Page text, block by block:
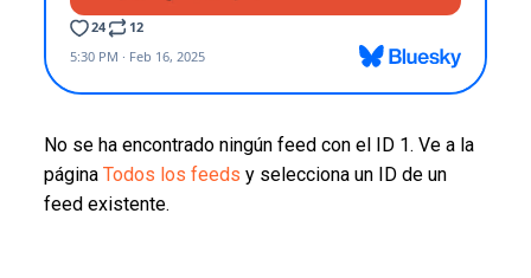
No se ha encontrado ningún feed con el ID 1. Ve a la
página Todos los feeds y selecciona un ID de un
feed existente.